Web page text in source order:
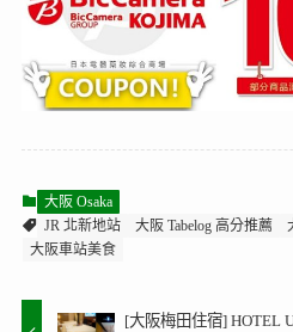
大阪 Osaka
JR 北新地站
大阪 Tabelog 高分推薦
大阪車站美食
[大阪梅田住宿] HOTEL